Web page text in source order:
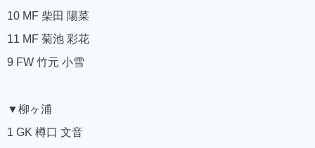
10 MF 柴田 陽菜
11 MF 菊池 彩花
9 FW 竹元 小雪
▼柳ヶ浦
1 GK 樽口 文音